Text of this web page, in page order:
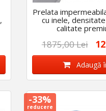
Prelata
cu inele,
calitate
1875,00 Lei
Adaugă
-33%
reducere